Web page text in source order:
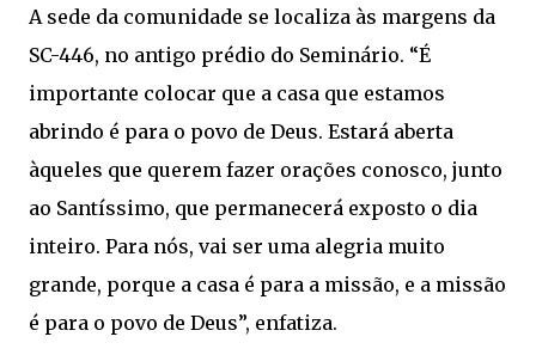
A sede da comunidade se localiza às margens da
SC-446, no antigo prédio do Seminário. “É
importante colocar que a casa que estamos
abrindo é para o povo de Deus. Estará aberta
àqueles que querem fazer orações conosco, junto
ao Santíssimo, que permanecerá exposto o dia
inteiro. Para nós, vai ser uma alegria muito
grande, porque a casa é para a missão, e a missão
é para o povo de Deus”, enfatiza.